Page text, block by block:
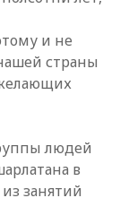
и не
страны
людей
в
занятий